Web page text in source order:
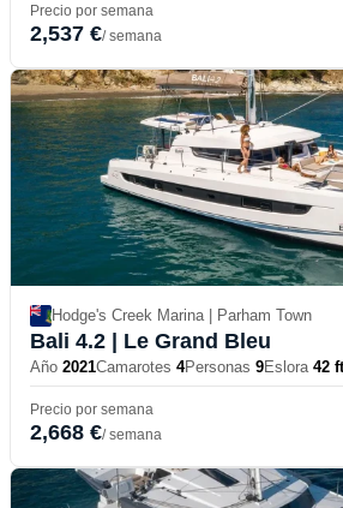
Precio por semana
2,537 €/ semana
Hodge's Creek Marina | Parham Town
Bali 4.2 | Le Grand Bleu
Año 2021Camarotes 4Personas 9Eslora 42 ft
Precio por semana
2,668 €/ semana